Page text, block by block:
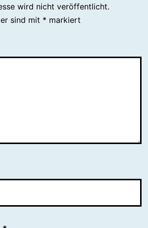
wird nicht veröffentlicht.
sind mit * markiert